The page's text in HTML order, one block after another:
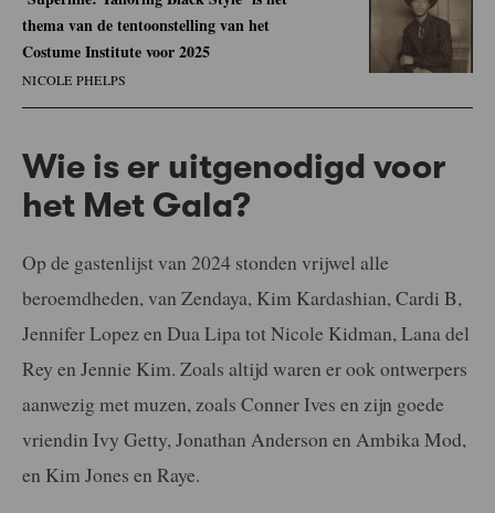
thema van de tentoonstelling van het
Costume Institute voor 2025
NICOLE PHELPS
Wie is er uitgenodigd voor
het Met Gala?
Op de gastenlijst van 2024 stonden vrijwel alle
beroemdheden, van Zendaya, Kim Kardashian, Cardi B,
Jennifer Lopez en Dua Lipa tot Nicole Kidman, Lana del
Rey en Jennie Kim. Zoals altijd waren er ook ontwerpers
aanwezig met muzen, zoals Conner Ives en zijn goede
vriendin Ivy Getty, Jonathan Anderson en Ambika Mod,
en Kim Jones en Raye.